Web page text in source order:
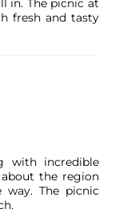
in. The picnic at
fresh and tasty
with incredible
about the region
way. The picnic